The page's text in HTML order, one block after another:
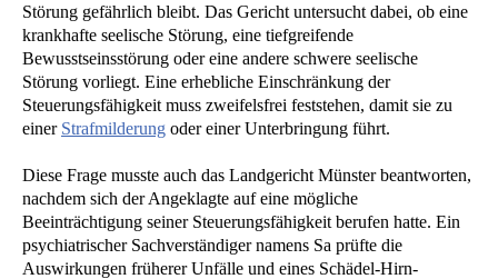
Störung gefährlich bleibt. Das Gericht untersucht dabei, ob eine
krankhafte seelische Störung, eine tiefgreifende
Bewusstseinsstörung oder eine andere schwere seelische
Störung vorliegt. Eine erhebliche Einschränkung der
Steuerungsfähigkeit muss zweifelsfrei feststehen, damit sie zu
einer Strafmilderung oder einer Unterbringung führt.
Diese Frage musste auch das Landgericht Münster beantworten,
nachdem sich der Angeklagte auf eine mögliche
Beeinträchtigung seiner Steuerungsfähigkeit berufen hatte. Ein
psychiatrischer Sachverständiger namens Sa prüfte die
Auswirkungen früherer Unfälle und eines Schädel-Hirn-